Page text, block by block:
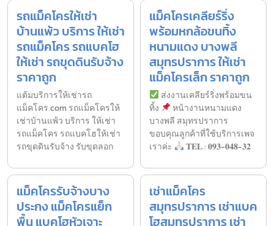
รถแม็คโครให้เช่า
บ้านแพ้ว บริการ ให้เช่า
รถแม็คโคร รถแบคโฮ
ให้เช่า รถขุดดินรับจ้าง
ราคาถูก
แต้มบริการให้เช่ารถ
แม็คโคร.com รถแม็คโครให้
เช่าบ้านแพ้ว บริการ ให้เช่า
รถแม็คโคร รถแบคโฮให้เช่า
รถขุดดินรับจ้าง รับขุดลอก
แม็คโครเคลียร์ริ่ง
พร้อมหกล้อขนทิ้ง
หนามแดง บางพลี
สมุทรปราการ ให้เช่า
แม็คโครเล็ก ราคาถูก
ส่งงานเคลียร์ริ่งพร้อมขน
ทิ้ง
หน้างานหนามแดง
บางพลี สมุทรปราการ
ขอบคุณลูกค้าที่ใช้บริการเพจ
เราค่ะ
𝐓𝐄𝐋 : 𝟎𝟗𝟑-𝟎𝟒𝟖-𝟑𝟐
แม็คโครรับจ้างบาง
ประกง แม็คโครแย็ก
พื้น แบคโฮหัวเจาะ
เช่าแม็คโคร
สมุทรปราการ เช่าแบค
โฮสมุทรปราการ เช่า